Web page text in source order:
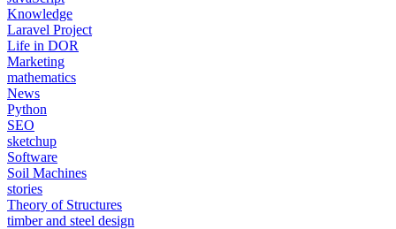
Knowledge
Laravel Project
Life in DOR
Marketing
mathematics
News
Python
SEO
sketchup
Software
Soil Machines
stories
Theory of Structures
timber and steel design